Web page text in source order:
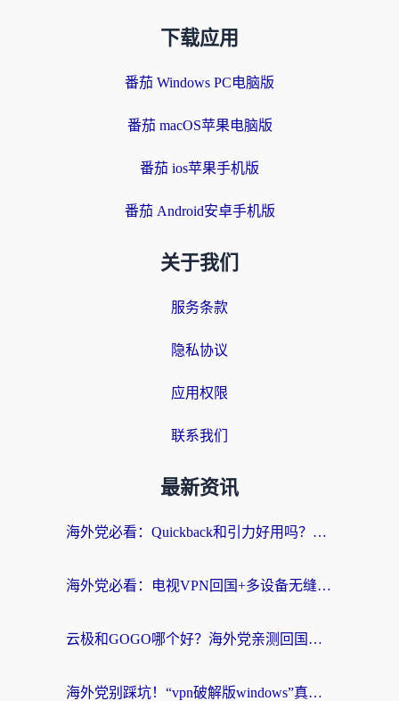
下载应用
番茄 Windows PC电脑版
番茄 macOS苹果电脑版
番茄 ios苹果手机版
番茄 Android安卓手机版
关于我们
服务条款
隐私协议
应用权限
联系我们
最新资讯
海外党必看：Quickback和引力好用吗？3分钟搞懂回国加速器怎么选
海外党必看：电视VPN回国+多设备无缝访问国内资源的实用指南
云极和GOGO哪个好？海外党亲测回国加速器选择指南（附iOS免费&Windows VPN实用技巧）
海外党别踩坑！“vpn破解版windows”真的能用？教你选对回国加速器无缝刷国内资源